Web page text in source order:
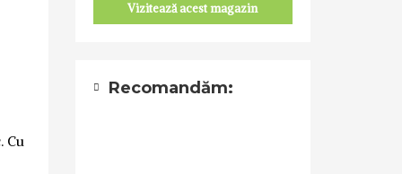
Cu
Vizitează acest magazin
Recomandăm: